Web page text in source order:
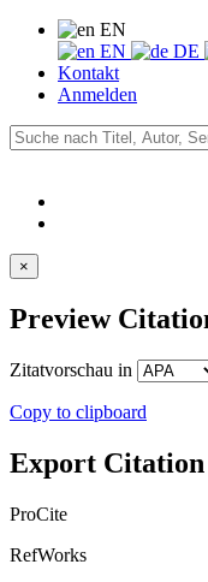
EN
EN
DE
Kontakt
Anmelden
×
Preview
Zitatvorschau in
Copy to clipboard
Export Citation
ProCite
RefWorks